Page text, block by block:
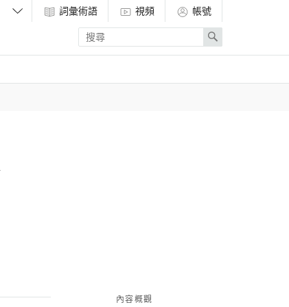
詞彙術語 視頻
帳號
Enter
search
term
Search
內容概觀